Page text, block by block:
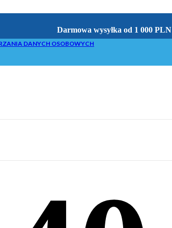
Darmowa wysyłka od 1 000 PLN
DANYCH OSOBOWYCH